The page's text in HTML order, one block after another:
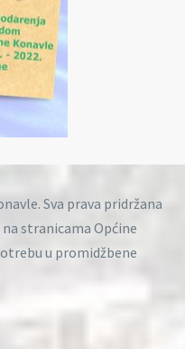
Sva prava pridržana
stranicama Općine
u promidžbene